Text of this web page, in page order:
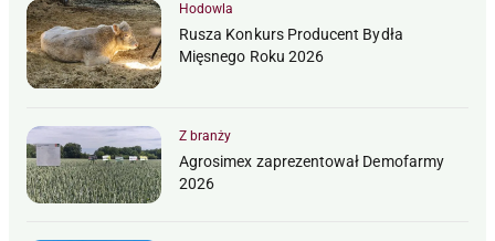
Hodowla
Rusza Konkurs Producent Bydła
Mięsnego Roku 2026
Z branży
Agrosimex zaprezentował Demofarmy
2026